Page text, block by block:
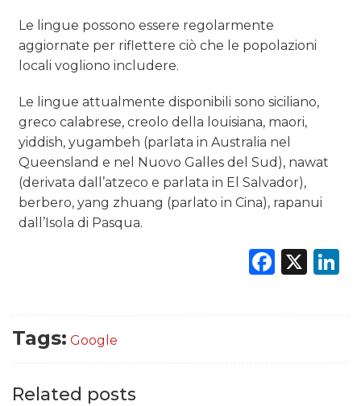
Le lingue possono essere regolarmente
aggiornate per riflettere ciò che le popolazioni
locali vogliono includere.
Le lingue attualmente disponibili sono siciliano,
greco calabrese, creolo della louisiana, maori,
yiddish,yugambeh (parlata in Australia nel
Queensland e nel Nuovo Galles del Sud), nawat
(derivata dall’atzeco e parlata in El Salvador),
berbero, yang zhuang (parlato in Cina), rapanui
dall’Isola di Pasqua.
X
Tags: Google
Related posts